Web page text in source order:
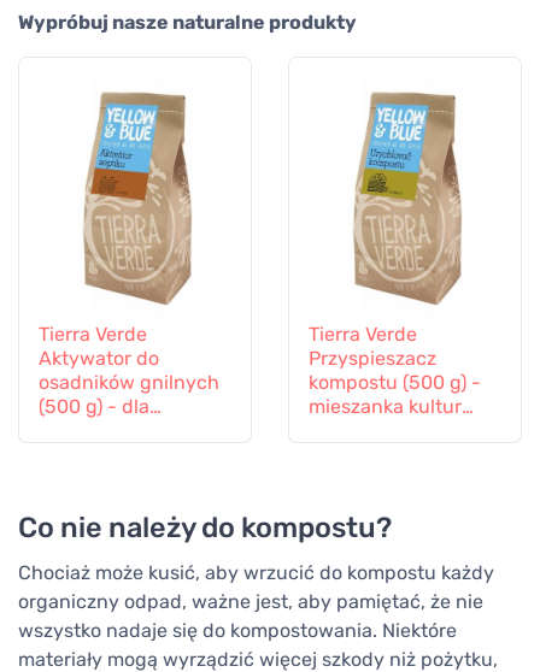
Wypróbuj nasze naturalne produkty
Tierra Verde
Aktywator do
osadników gnilnych
(500 g) - dla
Tierra Verde
Przyspieszacz
kompostu (500 g) -
mieszanka kultur
Co nie należy do kompostu?
Chociaż może kusić, aby wrzucić do kompostu każdy
organiczny odpad, ważne jest, aby pamiętać, że nie
wszystko nadaje się do kompostowania. Niektóre
materiały mogą wyrządzić więcej szkody niż pożytku,